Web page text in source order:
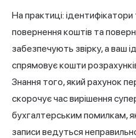
На практиці:
повернення коштів та
забезпечують звірку, а ваш
спрямовує кошти
Знання того, який рахунок
скорочує час вирішення
бухгалтерським помилкам,
записи ведуться